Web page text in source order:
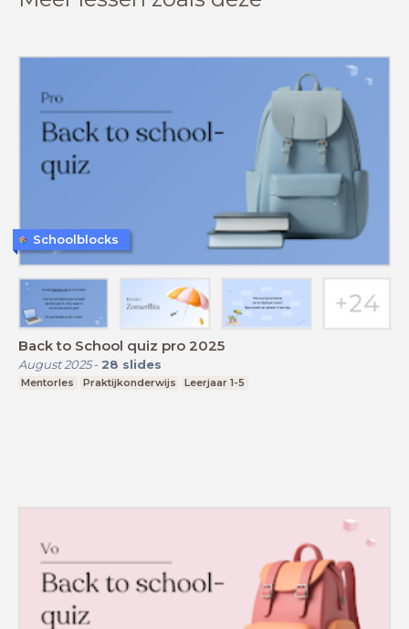
Back to School quiz pro 2025
August 2025- 28 slides
Mentorles Praktijkonderwijs Leerjaar 1-5
Schoolblocks